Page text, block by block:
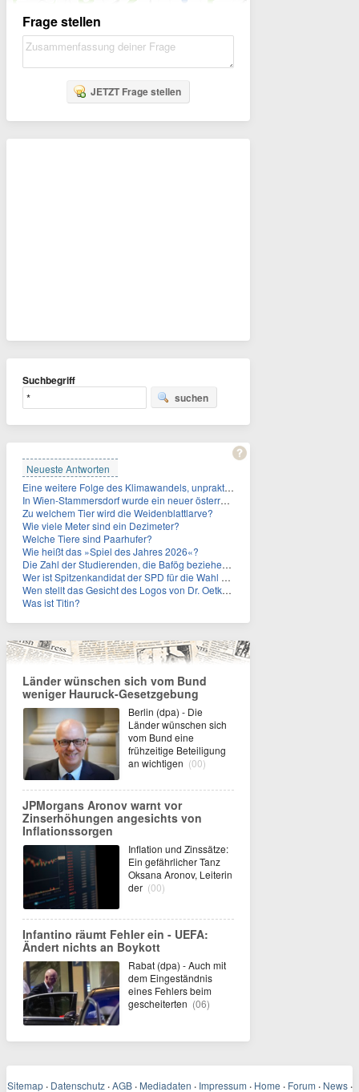
Frage stellen
JETZT Frage stellen
Suchbegriff
suchen
Neueste Antworten
Eine weitere Folge des Klimawandels, unpraktisch für Urlauber: Wo fehlt mittlerweile sogar das Trinkwasser?
In Wien-Stammersdorf wurde ein neuer österreichischer Temperaturrekord gemessen. Wie hoch war die Temperatur?
Zu welchem Tier wird die Weidenblattlarve?
Wie viele Meter sind ein Dezimeter?
Welche Tiere sind Paarhufer?
Wie heißt das »Spiel des Jahres 2026«?
Die Zahl der Studierenden, die Bafög beziehen, sinkt. Woran liegt das?
Wer ist Spitzenkandidat der SPD für die Wahl zum Berliner Abgeordnetenhaus im September 2026?
Wen stellt das Gesicht des Logos von Dr. Oetker dar?
Was ist Titin?
Länder wünschen sich vom Bund
weniger Hauruck-Gesetzgebung
Berlin (dpa) - Die
Länder wünschen sich
vom Bund eine
frühzeitige Beteiligung
an wichtigen (00)
JPMorgans Aronov warnt vor
Zinserhöhungen angesichts von
Inflationssorgen
Inflation und Zinssätze:
Ein gefährlicher Tanz
Oksana Aronov, Leiterin
der (00)
Infantino räumt Fehler ein - UEFA:
Ändert nichts an Boykott
Rabat (dpa) - Auch mit
dem Eingeständnis
eines Fehlers beim
gescheiterten (06)
Sitemap · Datenschutz · AGB · Mediadaten · Impressum · Home · Forum · News ·